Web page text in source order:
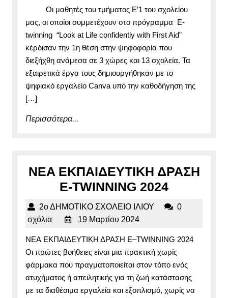
E-
TWINNING
ΙΛΙΟΥ
2024
Οι μαθητές του τμήματος Ε’1 του σχολείου
μας, οι οποίοι συμμετέχουν στο πρόγραμμα E-
twinning “Look at Life confidently with First Aid”
κέρδισαν την 1η θέση στην ψηφοφορία που
διεξήχθη ανάμεσα σε 3 χώρες και 13 σχολεία. Τα
εξαιρετικά έργα τους δημιουργήθηκαν με το
ψηφιακό εργαλείο Canva υπό την καθοδήγηση της
[…]
Περισσότερα...
NEA ΕΚΠΑΙΔΕΥΤΙΚΗ ΔΡΑΣΗ
E-TWINNING 2024NEA
2024
2ο ΔΗΜΟΤΙΚΟ ΣΧΟΛΕΙΟ ΙΛΙΟΥ
ΙΛΙΟΥ
0
σχόλια
19 Μαρτίου 202419
2024
NEA ΕΚΠΑΙΔΕΥΤΙΚΗ ΔΡΑΣΗ E–TWINNING 2024
Οι πρώτες βοήθειες είναι μια πρακτική χωρίς
φάρμακα που πραγματοποιείται στον τόπο ενός
ατυχήματος ή απειλητικής για τη ζωή κατάστασης
με τα διαθέσιμα εργαλεία και εξοπλισμό, χωρίς να